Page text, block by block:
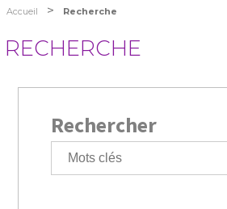
Accueil > Recherche
RECHERCHE
Rechercher